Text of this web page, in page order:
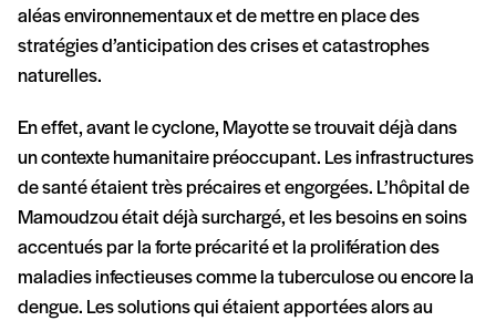
aléas environnementaux et de mettre en place des
stratégies d’anticipation des crises et catastrophes
naturelles.
En effet, avant le cyclone, Mayotte se trouvait déjà dans
un contexte humanitaire préoccupant. Les infrastructures
de santé étaient très précaires et engorgées. L’hôpital de
Mamoudzou était déjà surchargé, et les besoins en soins
accentués par la forte précarité et la prolifération des
maladies infectieuses comme la tuberculose ou encore la
dengue. Les solutions qui étaient apportées alors au